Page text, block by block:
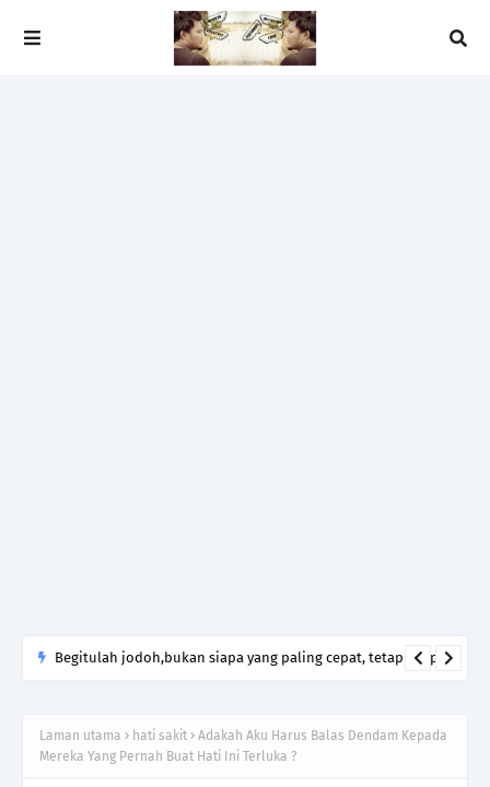
Begitulah jodoh,bukan siapa yang paling cepat, tetapi siapa
ingin menutup mulut manusia
Laman utama hati sakit
Adakah Aku Harus Balas Dendam Kepada
Mereka Yang Pernah Buat Hati Ini Terluka ?